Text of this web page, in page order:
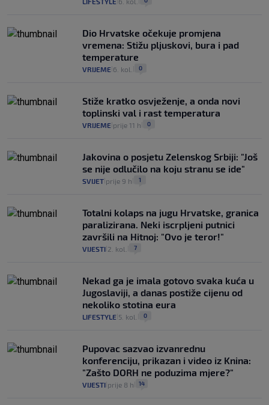
Dio Hrvatske očekuje promjena
vremena: Stižu pljuskovi, bura i pad
temperature
VRIJEME 6. kol. 0
Stiže kratko osvježenje, a onda novi
toplinski val i rast temperatura
VRIJEME prije 11 h 0
Jakovina o posjetu Zelenskog Srbiji: "Još
se nije odlučilo na koju stranu se ide"
SVIJET prije 9 h 1
Totalni kolaps na jugu Hrvatske, granica
paralizirana. Neki iscrpljeni putnici
završili na Hitnoj: "Ovo je teror!"
VIJESTI 2. kol. 7
Nekad ga je imala gotovo svaka kuća u
Jugoslaviji, a danas postiže cijenu od
nekoliko stotina eura
LIFESTYLE 5. kol. 0
Pupovac sazvao izvanrednu
konferenciju, prikazan i video iz Knina:
"Zašto DORH ne poduzima mjere?"
VIJESTI prije 8 h 14